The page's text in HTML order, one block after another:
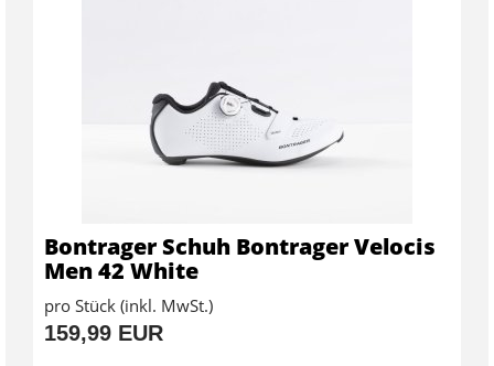
Bontrager Schuh Bontrager Velocis
Men 42 White
pro Stück (inkl. MwSt.)
159,99 EUR